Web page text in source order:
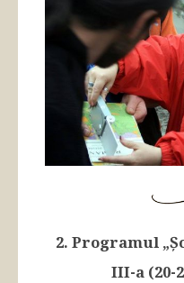
2. Programul
III-a (20-